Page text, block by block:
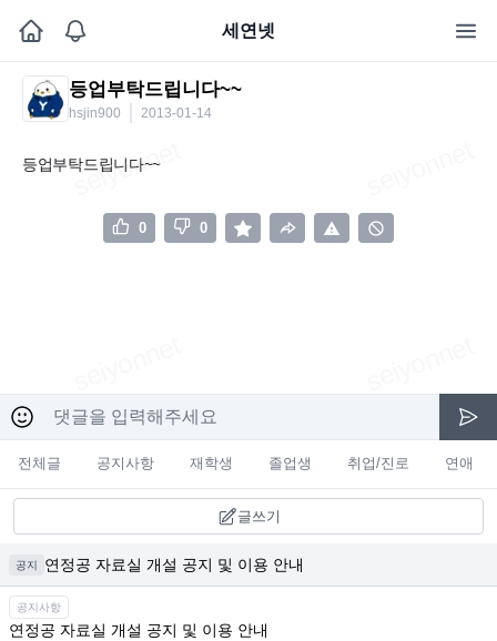
세연넷
등업부탁드립니다~~
hsjin900 2013-01-14
등업부탁드립니다~~
0 0
전체글 공지사항 재학생 졸업생 취업/진로 연애
글쓰기
공지 연정공 자료실 개설 공지 및 이용 안내
공지사항
연정공 자료실 개설 공지 및 이용 안내